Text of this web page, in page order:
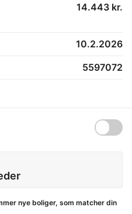
14.443 kr.
10.2.2026
5597072
nye boliger, som matcher din